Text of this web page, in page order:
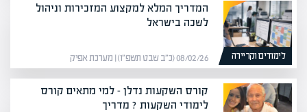
לימודים וקריירה
המדריך המלא למקצוע המזכירות וניהול
לשכה בישראל
08/02/26 (כ״ב שבט תשפ״ו) | מערכת אפיק
קורס השקעות נדלן – למי מתאים קורס
לימודי השקעות ? מדריך